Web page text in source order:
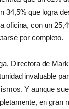
34,5% que logra
oficina, con un
por completo.
Directora de
invaluable
Y aunque
en gran